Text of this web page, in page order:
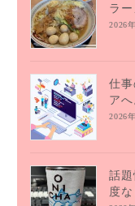
ラ
2026
仕
ア
2026
話
度